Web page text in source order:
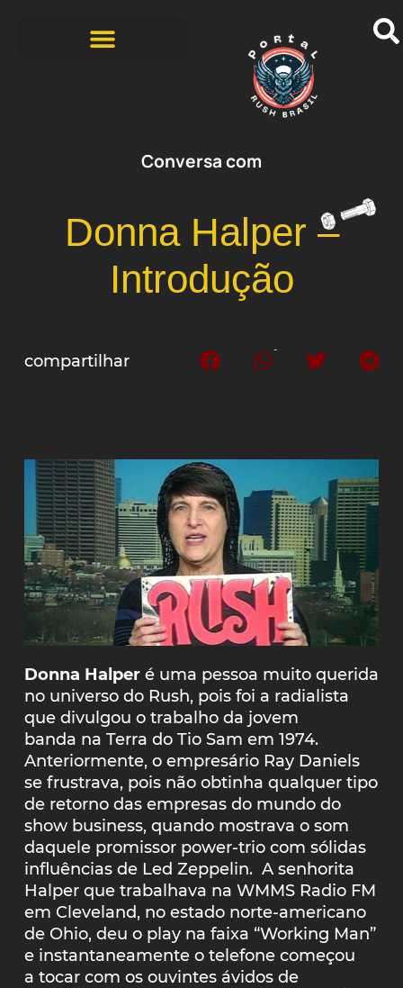
Conversa com
Donna Halper –
Introdução
compartilhar
Donna Halperé uma pessoa muito querida
no universo do Rush, pois foi a radialista
que divulgou o trabalho da jovem
banda na Terra do Tio Sam em 1974.
Anteriormente, o empresário Ray Daniels
se frustrava, pois não obtinha qualquer tipo
de retorno das empresas do mundo do
show business, quando mostrava o som
daquele promissor power-trio com sólidas
influências de Led Zeppelin. A senhorita
Halper que trabalhava na WMMS Radio FM
em Cleveland, no estado norte-americano
de Ohio, deu o play na faixa “Working Man”
e instantaneamente o telefone começou
a tocar com os ouvintes ávidos de